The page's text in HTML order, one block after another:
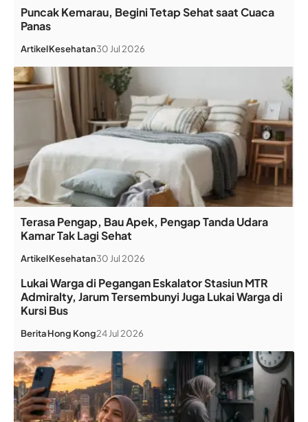
Puncak Kemarau, Begini Tetap Sehat saat Cuaca
Panas
ArtikelKesehatan30 Jul 2026
Terasa Pengap, Bau Apek, Pengap Tanda Udara
Kamar Tak Lagi Sehat
ArtikelKesehatan30 Jul 2026
Lukai Warga di Pegangan Eskalator Stasiun MTR
Admiralty, Jarum Tersembunyi Juga Lukai Warga di
Kursi Bus
BeritaHong Kong24 Jul 2026